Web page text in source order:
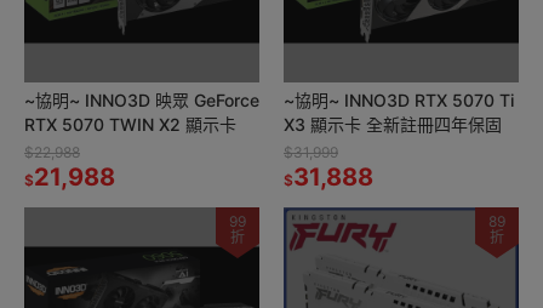
~協明~ INNO3D 映眾 GeForce
RTX 5070 TWIN X2 顯示卡
$22,988
$21,988
~協明~ INNO3D RTX 5070 Ti
X3 顯示卡 全新註冊四年保固
$31,999
$31,888
99
折
89
折